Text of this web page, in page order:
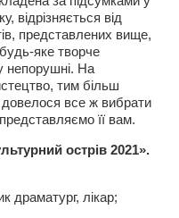
відрізняється від
представлених вище,
яке творче
непорушні. На
тим більш
довелося все ж вибрати
її вам.
острів 2021».
драматург, лікар;